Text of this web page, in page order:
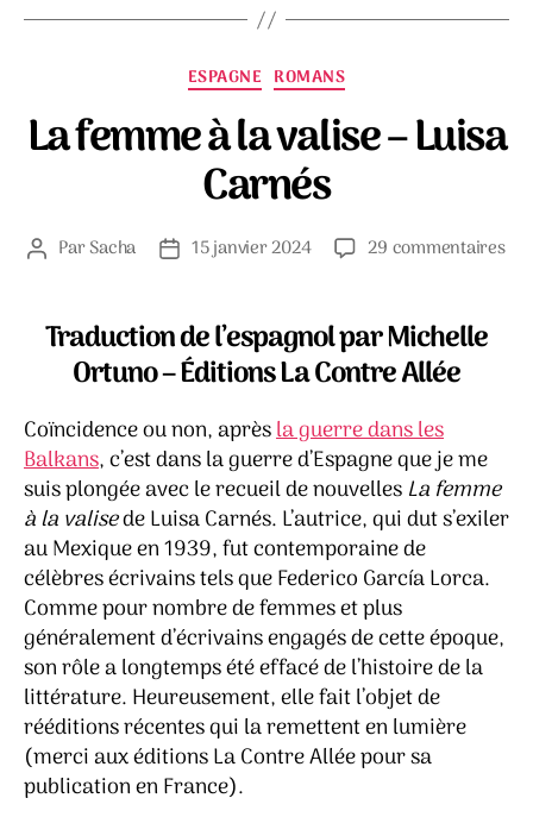
Catégories
ESPAGNE ROMANS
La femme à la valise – Luisa
Carnés
Auteur
ParSacha
Date15 janvier 2024 29 commentairessur
Traduction de l’espagnol par Michelle
Ortuno – Éditions La Contre Allée
Coïncidence ou non, aprèsla guerre dans les
Balkans, c’est dans la guerre d’Espagne que je me
suis plongée avec le recueil de nouvelles La femme
à la valisede Luisa Carnés. L’autrice, qui dut s’exiler
au Mexique en 1939, fut contemporaine de
célèbres écrivains tels que Federico García Lorca.
Comme pour nombre de femmes et plus
généralement d’écrivains engagés de cette époque,
son rôle a longtemps été effacé de l’histoire de la
littérature. Heureusement, elle fait l’objet de
rééditions récentes qui la remettent en lumière
(merci aux éditions La Contre Allée pour sa
publication en France).